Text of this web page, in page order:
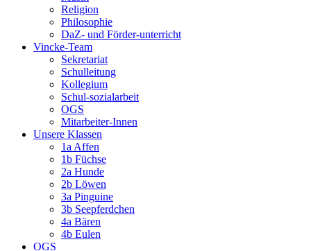
Religion
Philosophie
DaZ- und Förder-unterricht
Vincke-Team
Sekretariat
Schulleitung
Kollegium
Schul-sozialarbeit
OGS
Mitarbeiter-Innen
Unsere Klassen
1a Affen
1b Füchse
2a Hunde
2b Löwen
3a Pinguine
3b Seepferdchen
4a Bären
4b Eulen
OGS